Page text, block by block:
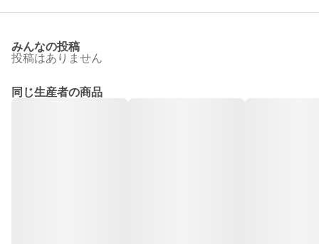
みんなの投稿
投稿はありません
同じ生産者の商品